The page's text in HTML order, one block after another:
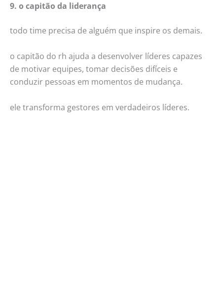
9. o capitão da liderança
todo time precisa de alguém que inspire os demais.
o capitão do rh ajuda a desenvolver líderes capazes
de motivar equipes, tomar decisões difíceis e
conduzir pessoas em momentos de mudança.
ele transforma gestores em verdadeiros líderes.